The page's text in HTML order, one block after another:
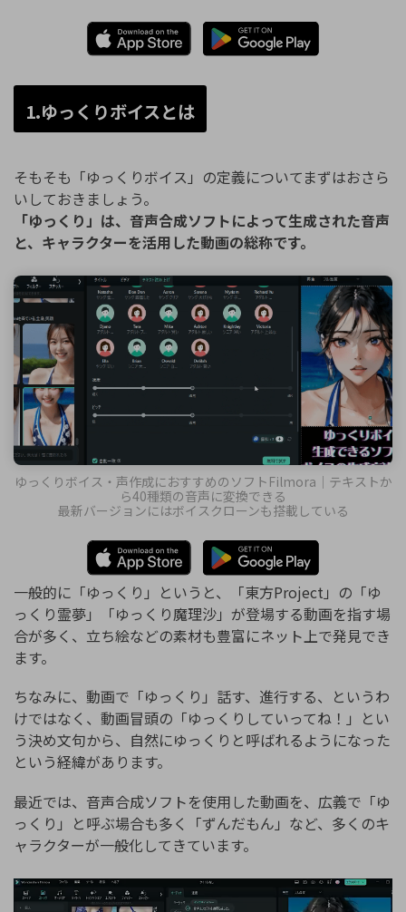
1.ゆっくりボイスとは
そもそも「ゆっくりボイス」の定義についてまずはおさら
いしておきましょう。
「ゆっくり」は、音声合成ソフトによって生成された音声
と、キャラクターを活用した動画の総称です。
ゆっくりボイス・声作成におすすめのソフトFilmora｜テキストか
ら40種類の音声に変換できる
最新バージョンにはボイスクローンも搭載している
一般的に「ゆっくり」というと、「東方Project」の「ゆ
っくり霊夢」「ゆっくり魔理沙」が登場する動画を指す場
合が多く、立ち絵などの素材も豊富にネット上で発見でき
ます。
ちなみに、動画で「ゆっくり」話す、進行する、というわ
けではなく、動画冒頭の「ゆっくりしていってね！」とい
う決め文句から、自然にゆっくりと呼ばれるようになった
という経緯があります。
最近では、音声合成ソフトを使用した動画を、広義で「ゆ
っくり」と呼ぶ場合も多く「ずんだもん」など、多くのキ
ャラクターが一般化してきています。